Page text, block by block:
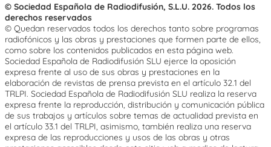
© Sociedad Española de Radiodifusión, S.L.U. 2026. Todos los
derechos reservados
© Quedan reservados todos los derechos tanto sobre programas
radiofónicos y las obras y prestaciones que formen parte de ellos,
como sobre los contenidos publicados en esta página web.
Sociedad Española de Radiodifusión SLU ejerce la oposición
expresa frente al uso de sus obras y prestaciones en la
elaboración de revistas de prensa prevista en el artículo 32.1 del
TRLPI. Sociedad Española de Radiodifusión SLU realiza la reserva
expresa frente la reproducción, distribución y comunicación pública
de sus trabajos y artículos sobre temas de actualidad prevista en
el artículo 33.1 del TRLPI, asimismo, también realiza una reserva
expresa de las reproducciones y usos de las obras y otras